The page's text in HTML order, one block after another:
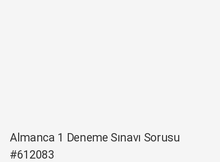
Almanca 1 Deneme Sınavı Sorusu
#612083